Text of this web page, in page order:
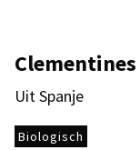
Clementines
Uit Spanje
Biologisch